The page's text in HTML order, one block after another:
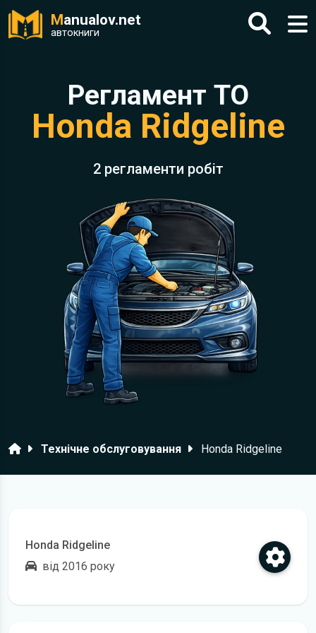
Manualov.net
автокниги
Регламент ТО
Honda Ridgeline
2 регламенти робіт
ГоловнаТехнічне обслуговування Honda Ridgeline
Honda Ridgeline
від 2016 року